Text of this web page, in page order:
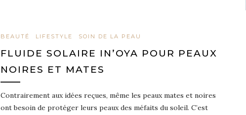
BEAUTÉ LIFESTYLE SOIN DE LA PEAU
FLUIDE SOLAIRE IN’OYA POUR PEAUX
NOIRES ET MATES
Contrairement aux idées reçues, même les peaux mates et noires
ont besoin de protéger leurs peaux des méfaits du soleil. C’est